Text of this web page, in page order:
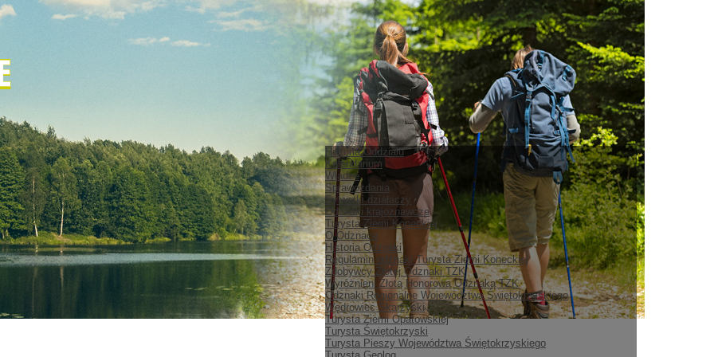
Historia Oddziału
Kalendarium
Władze
Sprawozdania
Sylwetki działaczy
Odznaki krajoznawcze
Turysta Ziemi Koneckiej
O Odznace
Historia Odznaki
Regulamin odznaki Turysta Ziemi Koneckiej
Zdobywcy Złotej Odznaki TZK
Wyróżnieni Złotą Honorową Odznaką TZK
Odznaki Regionalne Województwa Świętokrzyskiego
Wędrowiec Skarżyski
Turysta Ziemi Opatowskiej
Turysta Świętokrzyski
Turysta Pieszy Województwa Świętokrzyskiego